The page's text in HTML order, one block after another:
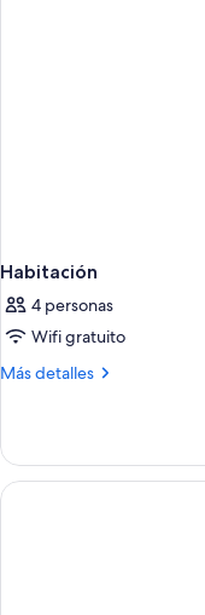
Habitación
4 personas
Wifi gratuito
Más detalles
Más